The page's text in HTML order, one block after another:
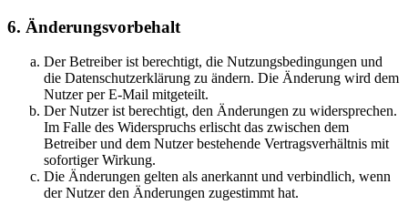
6. Änderungsvorbehalt
Der Betreiber ist berechtigt, die Nutzungsbedingungen und
die Datenschutzerklärung zu ändern. Die Änderung wird dem
Nutzer per E-Mail mitgeteilt.
Der Nutzer ist berechtigt, den Änderungen zu widersprechen.
Im Falle des Widerspruchs erlischt das zwischen dem
Betreiber und dem Nutzer bestehende Vertragsverhältnis mit
sofortiger Wirkung.
Die Änderungen gelten als anerkannt und verbindlich, wenn
der Nutzer den Änderungen zugestimmt hat.